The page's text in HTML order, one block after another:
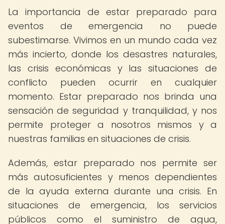
La importancia de estar preparado para
eventos de emergencia no puede
subestimarse. Vivimos en un mundo cada vez
más incierto, donde los desastres naturales,
las crisis económicas y las situaciones de
conflicto pueden ocurrir en cualquier
momento. Estar preparado nos brinda una
sensación de seguridad y tranquilidad, y nos
permite proteger a nosotros mismos y a
nuestras familias en situaciones de crisis.
Además, estar preparado nos permite ser
más autosuficientes y menos dependientes
de la ayuda externa durante una crisis. En
situaciones de emergencia, los servicios
públicos como el suministro de agua,